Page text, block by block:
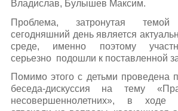
Владислав, Булышев Максим.
Проблема, затронутая
сегодняшний день является
среде, именно поэтому
серьезно подошли к поставленной
Помимо этого с детьми проведена
беседа-дискуссия на тему
несовершеннолетних», в ходе